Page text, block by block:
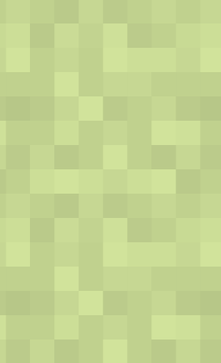
v2ex-